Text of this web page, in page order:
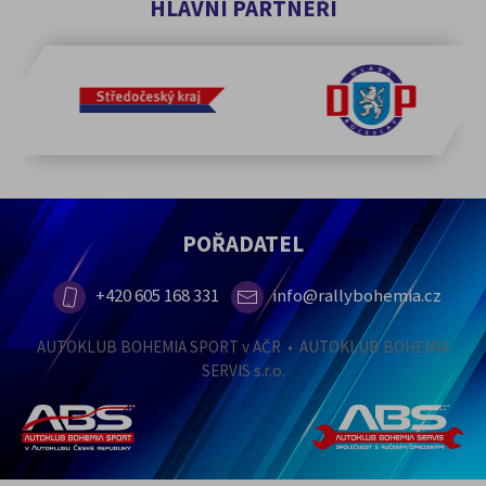
HLAVNÍ PARTNEŘI
POŘADATEL
+420 605 168 331 info@rallybohemia.cz
AUTOKLUB BOHEMIA SPORT v AČR • AUTOKLUB BOHEMIA
SERVIS s.r.o.